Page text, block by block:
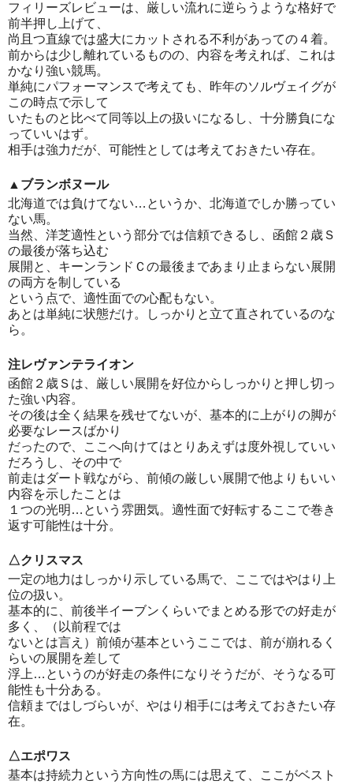
フィリーズレビューは、厳しい流れに逆らうような格好で
前半押し上げて、
尚且つ直線では盛大にカットされる不利があっての４着。
前からは少し離れているものの、内容を考えれば、これは
かなり強い競馬。
単純にパフォーマンスで考えても、昨年のソルヴェイグが
この時点で示して
いたものと比べて同等以上の扱いになるし、十分勝負にな
っていいはず。
相手は強力だが、可能性としては考えておきたい存在。
▲ブランボヌール
北海道では負けてない…というか、北海道でしか勝ってい
ない馬。
当然、洋芝適性という部分では信頼できるし、函館２歳Ｓ
の最後が落ち込む
展開と、キーンランドＣの最後まであまり止まらない展開
の両方を制している
という点で、適性面での心配もない。
あとは単純に状態だけ。しっかりと立て直されているのな
ら。
注レヴァンテライオン
函館２歳Ｓは、厳しい展開を好位からしっかりと押し切っ
た強い内容。
その後は全く結果を残せてないが、基本的に上がりの脚が
必要なレースばかり
だったので、ここへ向けてはとりあえずは度外視していい
だろうし、その中で
前走はダート戦ながら、前傾の厳しい展開で他よりもいい
内容を示したことは
１つの光明…という雰囲気。適性面で好転するここで巻き
返す可能性は十分。
△クリスマス
一定の地力はしっかり示している馬で、ここではやはり上
位の扱い。
基本的に、前後半イーブンくらいでまとめる形での好走が
多く、（以前程では
ないとは言え）前傾が基本というここでは、前が崩れるく
らいの展開を差して
浮上…というのが好走の条件になりそうだが、そうなる可
能性も十分ある。
信頼まではしづらいが、やはり相手には考えておきたい存
在。
△エポワス
基本は持続力という方向性の馬には思えて、ここがベスト